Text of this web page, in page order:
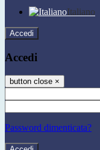
Italiano
Accedi
Accedi
button close ×
Password dimenticata?